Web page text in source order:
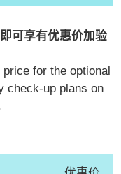
可享有优惠价加验
for the optional
check-up plans on